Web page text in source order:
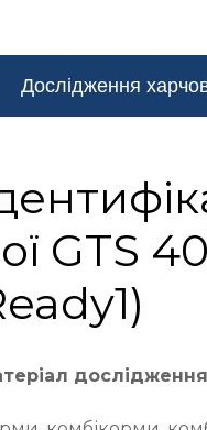
Дослідження
GTS
дослідження